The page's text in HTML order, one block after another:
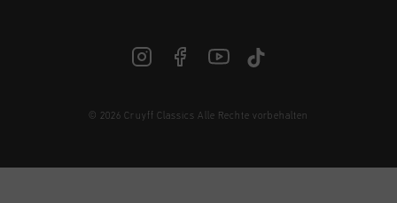
DE | € EUR
© 2026 Cruyff Classics Alle Rechte vorbehalten